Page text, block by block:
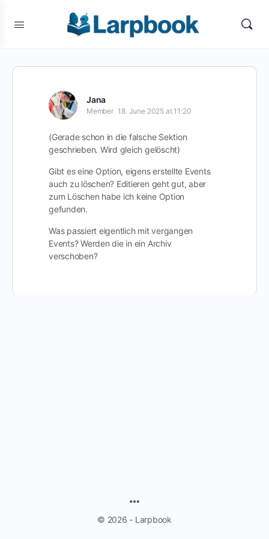
Jana
Member 18. June 2025 at 11:20
(Gerade schon in die falsche Sektion
geschrieben. Wird gleich gelöscht)
Gibt es eine Option, eigens erstellte Events
auch zu löschen? Editieren geht gut, aber
zum Löschen habe ich keine Option
gefunden.
Was passiert eigentlich mit vergangen
Events? Werden die in ein Archiv
verschoben?
© 2026 - Larpbook